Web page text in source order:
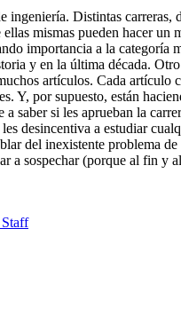
Distintas
mismas pueden hacer
importancia a la
y en la última década.
artículos. Cada
Y, por supuesto, están
saber si les aprueban la
desincentiva a estudiar
del inexistente problema
a sospechar (porque al fin